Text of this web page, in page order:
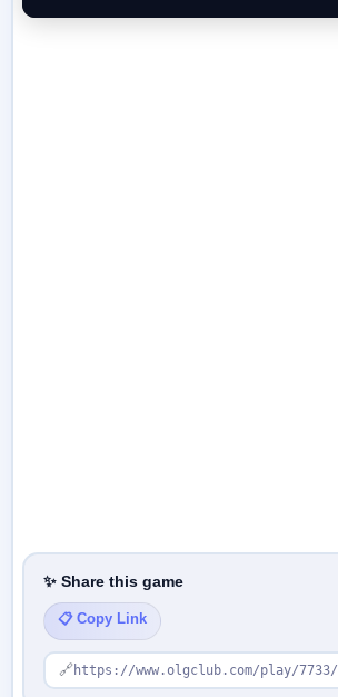
✨ Share this game
📋 Copy Link
🔗 https://www.olgclub.com/play/7733/